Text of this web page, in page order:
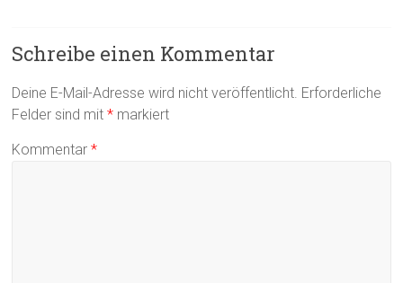
Schreibe einen Kommentar
Deine E-Mail-Adresse wird nicht veröffentlicht. Erforderliche
Felder sind mit* markiert
Kommentar*